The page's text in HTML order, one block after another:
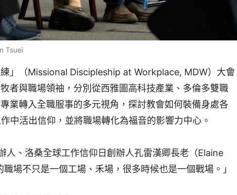
Tsuei
」（Missional Discipleship at Workplace, MDW）大會
者與職場領袖，分別從西雅圖高科技產業、多倫多雙職
業轉入全職服事的多元視角，探討教會如何裝備身處各
中活出信仰，並將職場轉化為福音的影響力中心。
人、洛桑全球工作信仰日創辦人孔雷漢卿長老（Elaine
場不只是一個工場、禾場，很多時候也是一個戰場。」